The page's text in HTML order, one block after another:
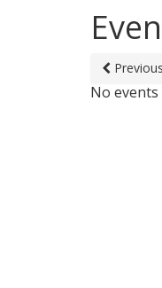
No events